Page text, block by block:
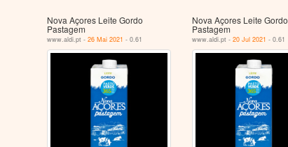
Nova Açores Leite Gordo
Pastagem
www.aldi.pt -26 Mai 2021 - 0.61
Nova Açores Leite Gordo
Pastagem
www.aldi.pt - 20 Jul 2021 - 0.61